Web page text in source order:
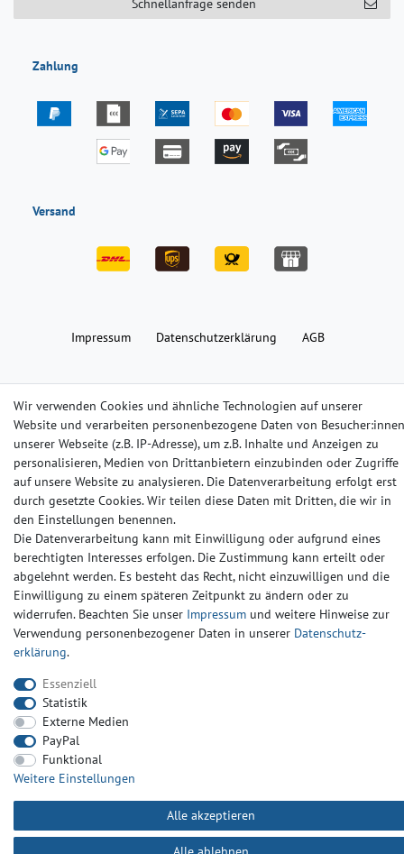
Schnellanfrage senden
Zahlung
Versand
Impressum Daten­schutz­erklärung AGB
Wir verwenden Cookies und ähnliche Technologien auf unserer
Website und verarbeiten personenbezogene Daten von Besucher:innen
unserer Webseite (z.B. IP-Adresse), um z.B. Inhalte und Anzeigen zu
personalisieren, Medien von Drittanbietern einzubinden oder Zugriffe
auf unsere Website zu analysieren. Die Datenverarbeitung erfolgt erst
durch gesetzte Cookies. Wir teilen diese Daten mit Dritten, die wir in
den Einstellungen benennen.
Die Datenverarbeitung kann mit Einwilligung oder aufgrund eines
berechtigten Interesses erfolgen. Die Zustimmung kann erteilt oder
abgelehnt werden. Es besteht das Recht, nicht einzuwilligen und die
Einwilligung zu einem späteren Zeitpunkt zu ändern oder zu
widerrufen. Beachten Sie unser Impressum und weitere Hinweise zur
Verwendung personenbezogener Daten in unserer Daten­schutz­
erklärung.
Essenziell
Statistik
Externe Medien
PayPal
Funktional
Weitere Einstellungen
Alle akzeptieren
© Copyright 2024-2025 | Alle Rechte vorbehalten.
Widerrufs­recht Widerrufs­formular Impressum
Daten­schutz­erklärung AGB Kontakt